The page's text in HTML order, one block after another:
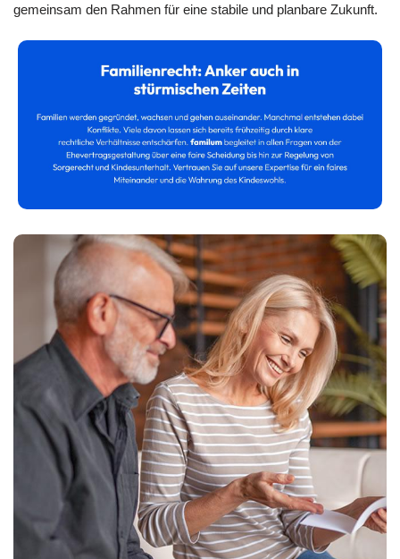
gemeinsam den Rahmen für eine stabile und planbare Zukunft.